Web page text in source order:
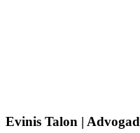
Evinis Talon |